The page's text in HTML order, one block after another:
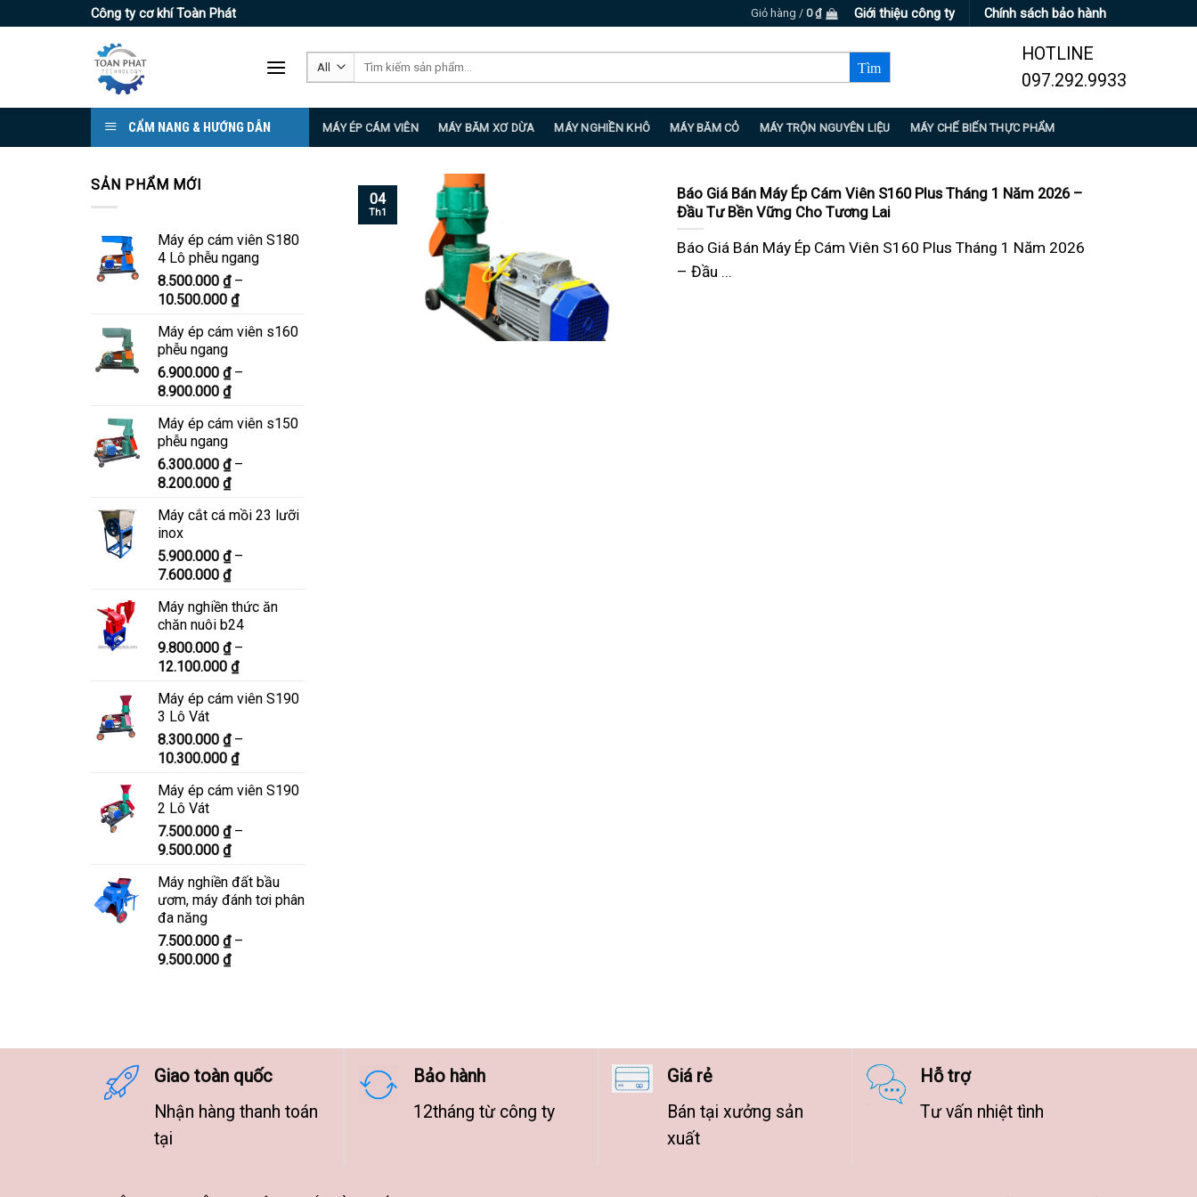
to
Công ty cơ khí Toàn Phát Giỏ hàng / 0₫ Giới thiệu công ty Chính sách bảo hành
Tìm
HOTLINE
097.292.9933
CẨM NANG & HƯỚNG DẪN MÁY ÉP CÁM VIÊN MÁY BĂM XƠ DỪA MÁY NGHIỀN KHÔ MÁY BĂM CỎ MÁY TRỘN NGUYÊN LIỆU MÁY CHẾ BIẾN THỰC PHẨM
SẢN PHẨM MỚI
Máy ép cám viên S180
4 Lô phễu ngang
8.500.000 ₫ –
10.500.000 ₫Khoảng
từ
đến
Máy ép cám viên s160
phễu ngang
6.900.000 ₫ –
8.900.000 ₫Khoảng
từ
đến
8.900.000 ₫
Máy ép cám viên s150
phễu ngang
6.300.000 ₫ –
8.200.000 ₫Khoảng
từ
đến
8.200.000 ₫
Máy cắt cá mồi 23 lưỡi
inox
5.900.000 ₫ –
7.600.000 ₫Khoảng
từ
5.900.000 ₫
đến
7.600.000 ₫
Máy nghiền thức ăn
chăn nuôi b24
9.800.000 ₫ –
12.100.000 ₫Khoảng
từ
đến
12.100.000 ₫
Máy ép cám viên S190
3 Lô Vát
8.300.000 ₫ –
10.300.000 ₫Khoảng
từ
đến
Máy ép cám viên S190
2 Lô Vát
7.500.000 ₫ –
9.500.000 ₫Khoảng
từ
7.500.000 ₫
9.500.000 ₫
Máy nghiền đất bầu
ươm, máy đánh tơi phân
đa năng
7.500.000 ₫ –
9.500.000 ₫Khoảng
9.500.000 ₫
Báo Giá Bán Máy Ép Cám Viên S160 Plus Tháng 1 Năm 2026 –
Đầu Tư Bền Vững Cho Tương Lai
Báo Giá Bán Máy Ép Cám Viên S160 Plus Tháng 1 Năm 2026
– Đầu ...
04
Th1
Giao toàn quốc
Nhận hàng thanh toán
tại
Bảo hành
12tháng từ công ty
Giá rẻ
Bán tại xưởng sản
xuất
Hỗ trợ
Tư vấn nhiệt tình